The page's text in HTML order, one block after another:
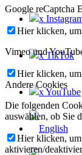
x
x TikTok
x YouTube
Google reCaptcha
Hier klicken,
Vimeo und
Hier klicken,
Andere Cookies
Die folgenden
auswählen, ob Sie
Hier klicken,
aktivieren/